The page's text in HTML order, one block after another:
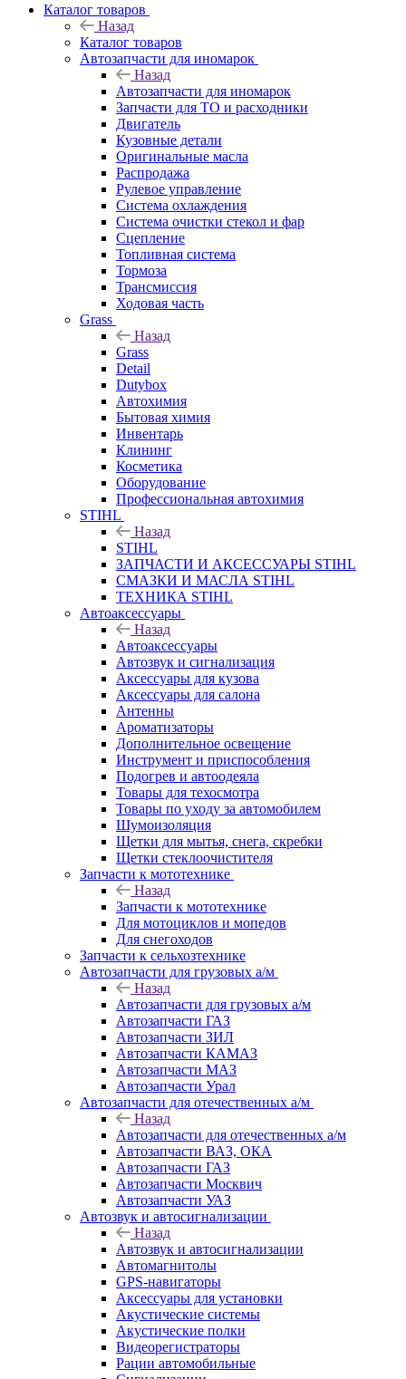
Каталог товаров
Назад
Каталог товаров
Автозапчасти для иномарок
Назад
Автозапчасти для иномарок
Запчасти для ТО и расходники
Двигатель
Кузовные детали
Оригинальные масла
Распродажа
Рулевое управление
Система охлаждения
Система очистки стекол и фар
Сцепление
Топливная система
Тормоза
Трансмиссия
Ходовая часть
Grass
Назад
Grass
Detail
Dutybox
Автохимия
Бытовая химия
Инвентарь
Клининг
Косметика
Оборудование
Профессиональная автохимия
STIHL
Назад
STIHL
ЗАПЧАСТИ И АКСЕССУАРЫ STIHL
СМАЗКИ И МАСЛА STIHL
ТЕХНИКА STIHL
Автоаксессуары
Назад
Автоаксессуары
Автозвук и сигнализация
Аксессуары для кузова
Аксессуары для салона
Антенны
Ароматизаторы
Дополнительное освещение
Инструмент и приспособления
Подогрев и автоодеяла
Товары для техосмотра
Товары по уходу за автомобилем
Шумоизоляция
Щетки для мытья, снега, скребки
Щетки стеклоочистителя
Запчасти к мототехнике
Назад
Запчасти к мототехнике
Для мотоциклов и мопедов
Для снегоходов
Запчасти к сельхозтехнике
Автозапчасти для грузовых а/м
Назад
Автозапчасти для грузовых а/м
Автозапчасти ГАЗ
Автозапчасти ЗИЛ
Автозапчасти КАМАЗ
Автозапчасти МАЗ
Автозапчасти Урал
Автозапчасти для отечественных а/м
Назад
Автозапчасти для отечественных а/м
Автозапчасти ВАЗ, ОКА
Автозапчасти ГАЗ
Автозапчасти Москвич
Автозапчасти УАЗ
Автозвук и автосигнализации
Назад
Автозвук и автосигнализации
Автомагнитолы
GPS-навигаторы
Аксессуары для установки
Акустические системы
Акустические полки
Видеорегистраторы
Рации автомобильные